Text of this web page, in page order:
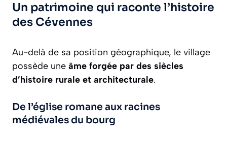
Un patrimoine qui raconte l’histoire
des Cévennes
Au-delà de sa position géographique, le village
possède une âme forgée par des siècles
d’histoire rurale et architecturale.
De l’église romane aux racines
médiévales du bourg